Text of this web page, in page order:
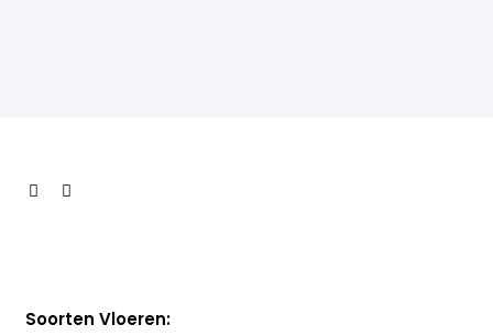
Soorten Vloeren: